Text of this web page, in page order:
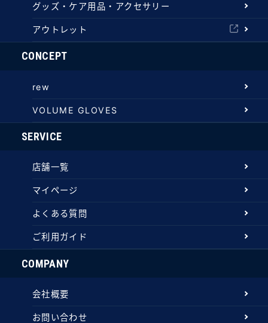
グッズ・ケア用品・アクセサリー
アウトレット
CONCEPT
rew
VOLUME GLOVES
SERVICE
店舗一覧
マイページ
よくある質問
ご利用ガイド
COMPANY
会社概要
お問い合わせ